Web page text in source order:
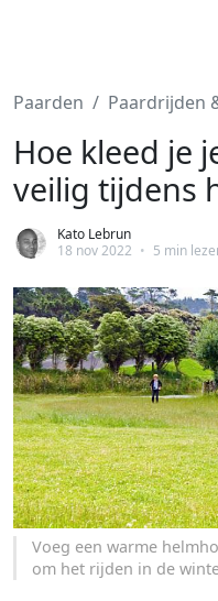
Paarden Paardrijden
Hoe kleed je
veilig tijdens
Kato Lebrun
18 nov 2022 • 5 min
Voeg een warme
om het rijden in de